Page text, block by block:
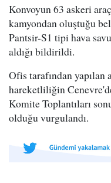
Konvoyun 63 askeri
kamyondan oluştuğu
Pantsir-S1 tipi hava
aldığı bildirildi.
Ofis tarafından yapılan
hareketliliğin
Komite Toplantıları
olduğu vurgulandı.